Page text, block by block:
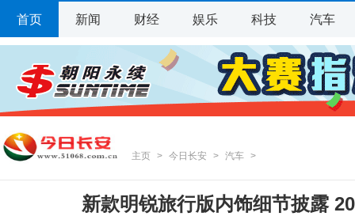
首页 新闻 财经 娱乐 科技 汽车
主页 > 今日长安 > 汽车 >
新款明锐旅行版内饰细节披露